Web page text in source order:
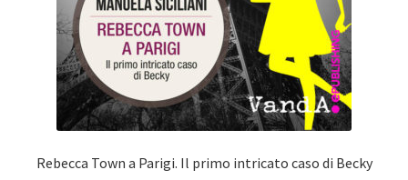
Rebecca Town a Parigi. Il primo intricato caso di Becky